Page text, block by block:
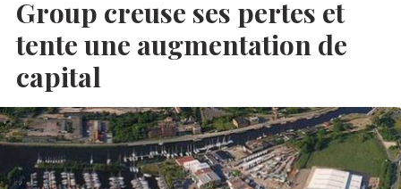
Group creuse ses pertes et
tente une augmentation de
capital